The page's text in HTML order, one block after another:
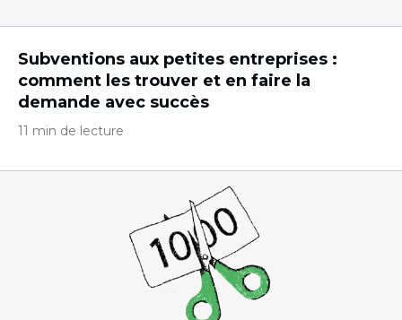
Subventions aux petites entreprises :
comment les trouver et en faire la
demande avec succès
11 min de lecture